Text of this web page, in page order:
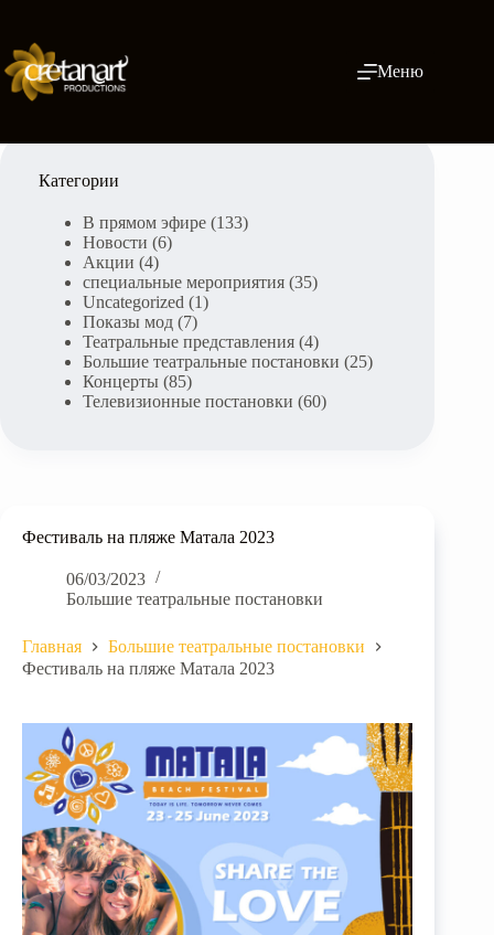
content
Меню
Фестиваль на пляже Матала 2023
06/03/2023
Большие театральные постановки
Главная
Большие театральные постановки
Фестиваль на пляже Матала 2023
Категории
В прямом эфире (133)
Новости (6)
Акции (4)
специальные мероприятия (35)
Uncategorized (1)
Показы мод (7)
Театральные представления (4)
Большие театральные постановки (25)
Концерты (85)
Телевизионные постановки (60)